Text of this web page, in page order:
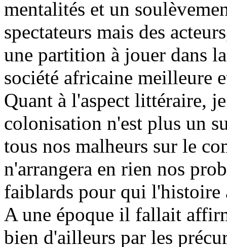
mentalités et un
spectateurs mais des
une partition à jouer dans
société africaine meilleure
Quant à l'aspect littéraire,
colonisation n'est plus un
tous nos malheurs sur le
n'arrangera en rien nos
faiblards pour qui l'histoire
A une époque il fallait
bien d'ailleurs par les